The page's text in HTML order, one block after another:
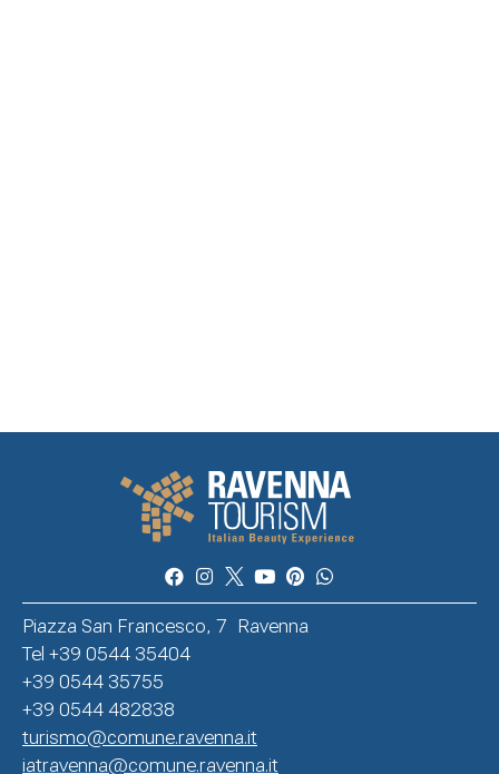
Piazza San Francesco, 7 Ravenna
Tel +39 0544 35404
+39 0544 35755
+39 0544 482838
turismo@comune.ravenna.it
iatravenna@comune.ravenna.it